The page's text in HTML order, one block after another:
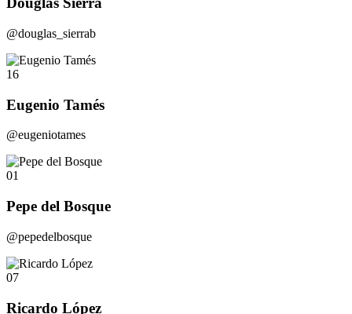
@douglas_sierrab
16
Eugenio Tamés
@eugeniotames
01
Pepe del Bosque
@pepedelbosque
07
Ricardo López